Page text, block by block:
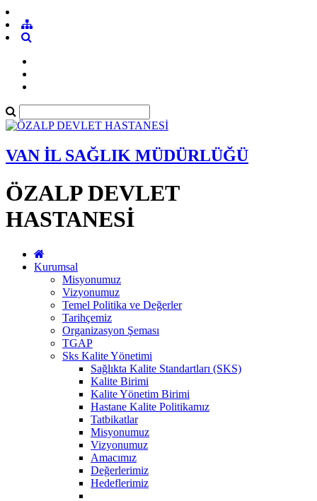
VAN İL SAĞLIK MÜDÜRLÜĞÜ
ÖZALP DEVLET
HASTANESİ
Kurumsal
Misyonumuz
Vizyonumuz
Temel Politika ve Değerler
Tarihçemiz
Organizasyon Şeması
TGAP
Sks Kalite Yönetimi
Sağlıkta Kalite Standartları (SKS)
Kalite Birimi
Kalite Yönetim Birimi
Hastane Kalite Politikamız
Tatbikatlar
Misyonumuz
Vizyonumuz
Amacımız
Değerlerimiz
Hedeflerimiz